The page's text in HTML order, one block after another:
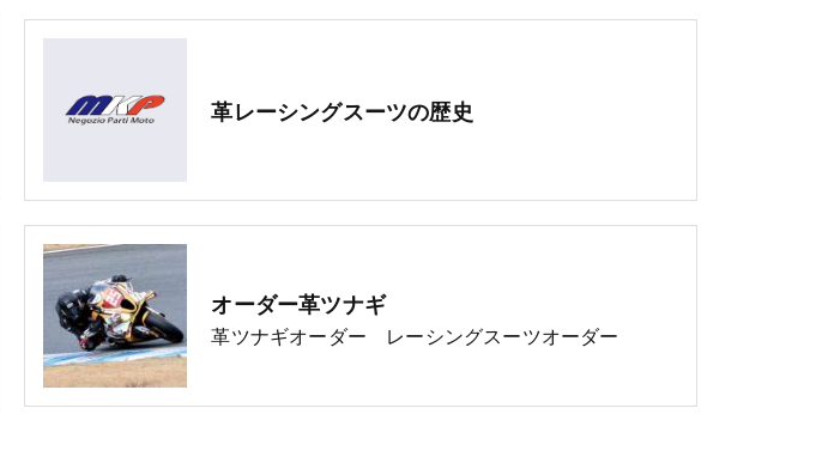
革レーシングスーツの歴史
オーダー革ツナギ
革ツナギオーダー レーシングスーツオーダー